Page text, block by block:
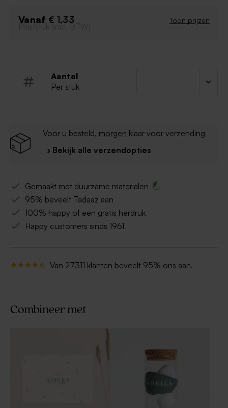
bijpassende geboortekaartjes voor een mooi geheel!
Snoepjes niet inbegrepen
Vanaf € 1,33 Toon prijzen
Prijs/stuk (incl. BTW)
Aantal
Per stuk
Voor u besteld, morgen klaar voor verzending
› Bekijk alle verzendopties
Gemaakt met duurzame materialen
95% beveelt Tadaaz aan
100% happy of een gratis herdruk
Happy customers sinds 1961
Van 27311 klanten beveelt 95% ons aan.
Combineer met